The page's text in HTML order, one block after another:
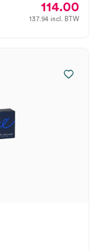
114.00
137.94 incl. BTW